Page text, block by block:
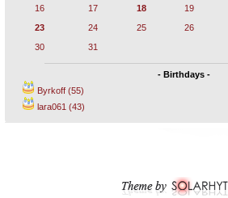
16
17 18 19
23
24 25 26
30
31
- Birthdays -
Byrkoff (55)
lara061 (43)